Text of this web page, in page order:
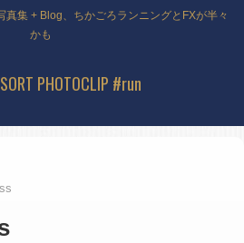
集 + Blog、ちかごろランニングとFXが半々
かも
PHOTOCLIP #run